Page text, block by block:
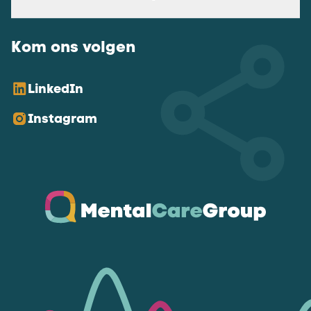
Kom ons volgen
LinkedIn
Instagram